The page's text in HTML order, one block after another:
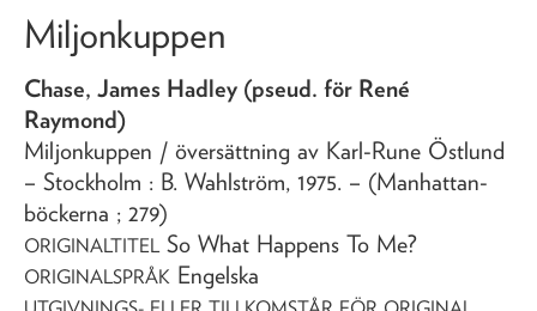
Miljonkuppen
Chase, James Hadley (pseud. för René
Raymond)
Miljonkuppen / översättning av Karl-Rune Östlund
– Stockholm : B. Wahlström, 1975. – (Manhattan-
böckerna ; 279)
ORIGINALTITEL So What Happens To Me?
ORIGINALSPRÅK Engelska